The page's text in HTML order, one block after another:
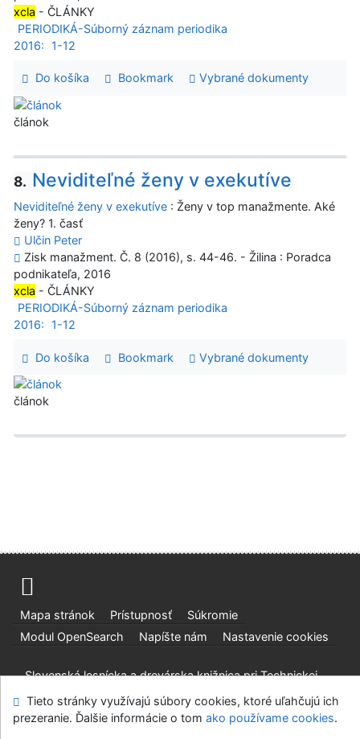
xcla - ČLÁNKY
PERIODIKÁ-Súborný záznam periodika
2016:
1-12
Do košíka Bookmark Vybrané dokumenty
článok
8. Neviditeľné ženy v exekutíve
Neviditeľné ženy v exekutíve : Ženy v top manažmente. Aké
ženy? 1. časť
Ulčin Peter
Zisk manažment. Č. 8 (2016), s. 44-46. - Žilina : Poradca
podnikateľa, 2016
xcla - ČLÁNKY
PERIODIKÁ-Súborný záznam periodika
2016:
1-12
Do košíka Bookmark Vybrané dokumenty
článok
Mapa stránok Prístupnosť
Súkromie
Modul OpenSearch
Napíšte nám Nastavenie cookies
Slovenská lesnícka a drevárska knižnica pri Technickej
univerzite vo Zvolene
©1993-2026IPACv.4.8.63a -Cosmotron Slovakia, s.r.o.
Tieto stránky využívajú súbory cookies, ktoré uľahčujú ich
prezeranie. Ďalšie informácie o tom ako používame cookies.